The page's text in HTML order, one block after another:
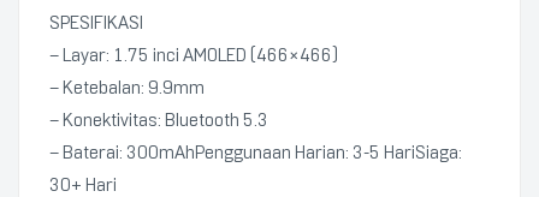
SPESIFIKASI
– Layar: 1.75 inci AMOLED (466×466)
– Ketebalan: 9.9mm
– Konektivitas: Bluetooth 5.3
– Baterai: 300mAhPenggunaan Harian: 3-5 HariSiaga:
30+ Hari